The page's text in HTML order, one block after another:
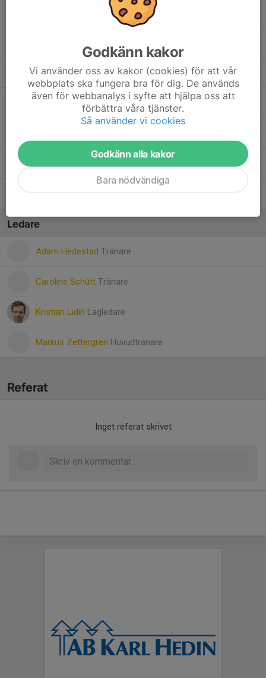
25. Sune Lassis
11. Texas Jonsson
Ledare
Adam Hedestad Tränare
Caroline Schütt Tränare
Kristian Lidin Lagledare
Markus Zettergren Huvudtränare
Referat
Inget referat skrivet
Godkänn kakor
Vi använder oss av kakor (cookies) för att vår
webbplats ska fungera bra för dig. De används
även för webbanalys i syfte att hjälpa oss att
förbättra våra tjänster.
Så använder vi cookies
Godkänn alla kakor
Bara nödvändiga